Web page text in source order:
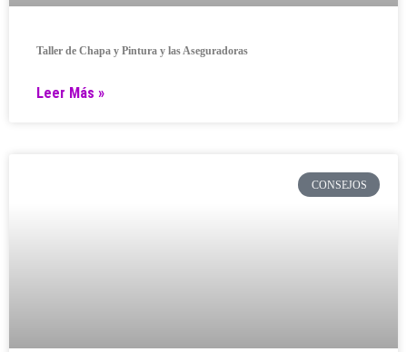
Taller de Chapa y Pintura y las Aseguradoras
Leer Más »
CONSEJOS